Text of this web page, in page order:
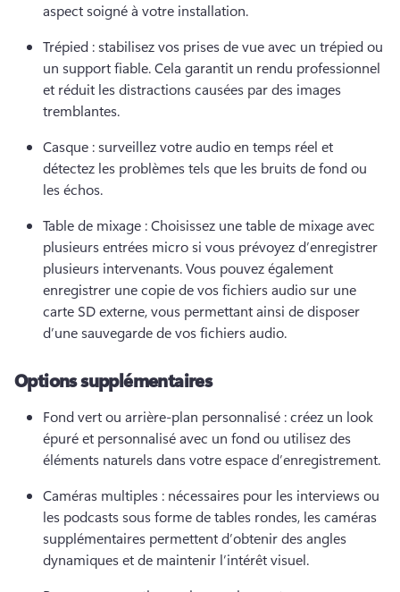
aspect soigné à votre installation.
Trépied : stabilisez vos prises de vue avec un trépied ou
un support fiable. Cela garantit un rendu professionnel
et réduit les distractions causées par des images
tremblantes.
Casque : surveillez votre audio en temps réel et
détectez les problèmes tels que les bruits de fond ou
les échos.
Table de mixage : Choisissez une table de mixage avec
plusieurs entrées micro si vous prévoyez d’enregistrer
plusieurs intervenants. Vous pouvez également
enregistrer une copie de vos fichiers audio sur une
carte SD externe, vous permettant ainsi de disposer
d’une sauvegarde de vos fichiers audio.
Options supplémentaires
Fond vert ou arrière-plan personnalisé : créez un look
épuré et personnalisé avec un fond ou utilisez des
éléments naturels dans votre espace d’enregistrement.
Caméras multiples : nécessaires pour les interviews ou
les podcasts sous forme de tables rondes, les caméras
supplémentaires permettent d’obtenir des angles
dynamiques et de maintenir l’intérêt visuel.